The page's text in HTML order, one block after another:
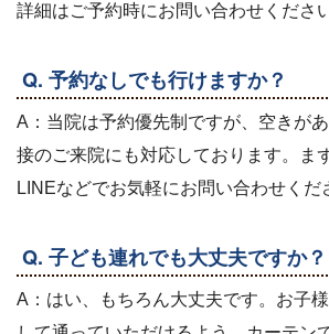
詳細はご予約時にお問い合わせください
Q. 予約なしでも行けますか？
A：当院は予約優先制ですが、空きが
接のご来院にも対応しております。ま
LINEなどでお気軽にお問い合わせくだ
Q. 子ども連れでも大丈夫ですか？
A：はい、もちろん大丈夫です。お子